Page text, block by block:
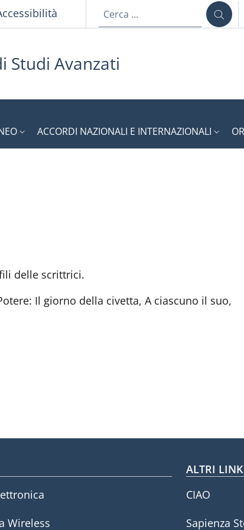
Studi Avanzati
ACCORDI NAZIONALI E INTERNAZIONALI
delle scrittrici.
Il giorno della civetta, A ciascuno il suo,
Wireless
ALTRI LINK
CIAO
Sapienza